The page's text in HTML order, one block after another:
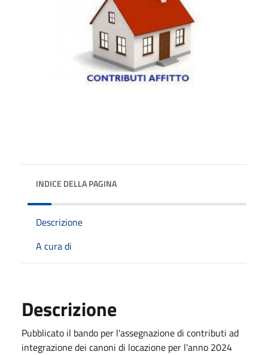
INDICE DELLA PAGINA
Descrizione
A cura di
Descrizione
Pubblicato il bando per l'assegnazione di contributi ad
integrazione dei canoni di locazione per l'anno 2024